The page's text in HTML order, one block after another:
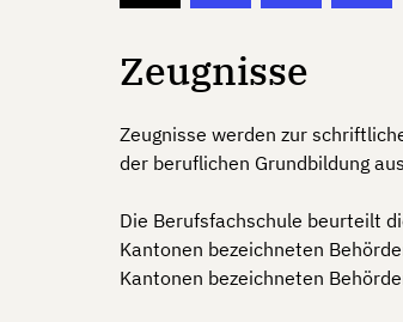
Zeugnisse
Zeugnisse werden zur
der beruflichen Grundbildung
Die Berufsfachschule beurteilt
Kantonen bezeichneten
Kantonen bezeichneten